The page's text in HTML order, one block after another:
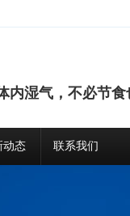
内湿气，不必节食
动态 联系我们